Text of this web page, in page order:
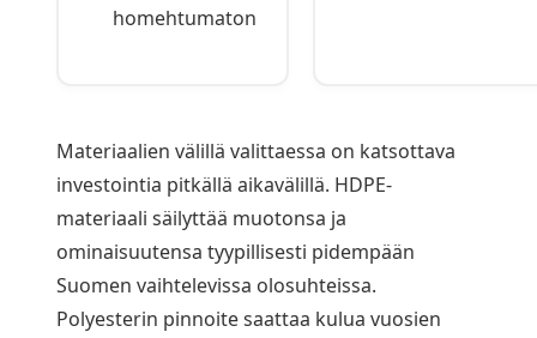
homehtumaton
Materiaalien välillä valittaessa on katsottava
investointia pitkällä aikavälillä. HDPE-
materiaali säilyttää muotonsa ja
ominaisuutensa tyypillisesti pidempään
Suomen vaihtelevissa olosuhteissa.
Polyesterin pinnoite saattaa kulua vuosien